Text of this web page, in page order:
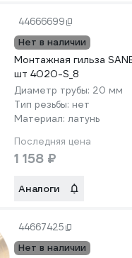
44666699
Нет в наличии
Монтажная гильза
шт 4020-S_8
Диаметр трубы: 20 мм
Тип резьбы: нет
Материал: латунь
Последняя цена
1 158 ₽
Аналоги
44667425
Нет в наличии